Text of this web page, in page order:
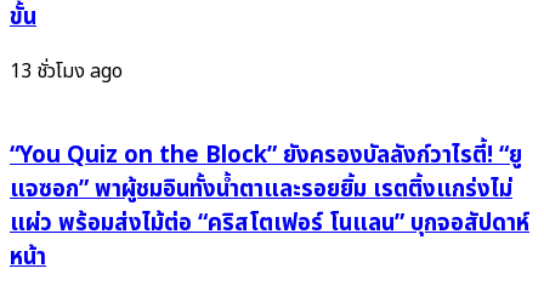
เม็กซิโก
แฟน
มีต
แรก
อบอวล
ทั้ง
ความ
หวาน
บทเพลง
บาด
ด้วย
ความ
สัมพันธ์
ที่
กำลัง
ขั้น
13 ชั่วโมง ago
“You Quiz on the Block” ยังครองบัลลังก์วาไรตี้! “ยู
แจซอก” พาผู้ชมอินทั้งน้ำตาและรอยยิ้ม เรตติ้งแกร่งไม่
แผ่ว พร้อมส่งไม้ต่อ “คริสโตเฟอร์ โนแลน” บุกจอสัปดาห์
หน้า